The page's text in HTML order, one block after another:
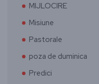
MIJLOCIRE
Misiune
Pastorale
poza de duminica
Predici